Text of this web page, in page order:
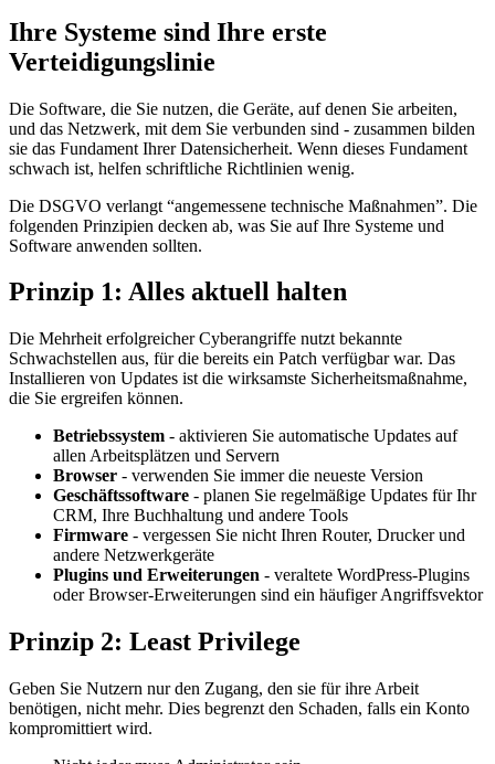
Ihre Systeme sind Ihre erste
Verteidigungslinie
Die Software, die Sie nutzen, die Geräte, auf denen Sie arbeiten,
und das Netzwerk, mit dem Sie verbunden sind - zusammen bilden
sie das Fundament Ihrer Datensicherheit. Wenn dieses Fundament
schwach ist, helfen schriftliche Richtlinien wenig.
Die DSGVO verlangt “angemessene technische Maßnahmen”. Die
folgenden Prinzipien decken ab, was Sie auf Ihre Systeme und
Software anwenden sollten.
Prinzip 1: Alles aktuell halten
Die Mehrheit erfolgreicher Cyberangriffe nutzt bekannte
Schwachstellen aus, für die bereits ein Patch verfügbar war. Das
Installieren von Updates ist die wirksamste Sicherheitsmaßnahme,
die Sie ergreifen können.
Betriebssystem - aktivieren Sie automatische Updates auf
allen Arbeitsplätzen und Servern
Browser - verwenden Sie immer die neueste Version
Geschäftssoftware - planen Sie regelmäßige Updates für Ihr
CRM, Ihre Buchhaltung und andere Tools
Firmware - vergessen Sie nicht Ihren Router, Drucker und
andere Netzwerkgeräte
Plugins und Erweiterungen - veraltete WordPress-Plugins
oder Browser-Erweiterungen sind ein häufiger Angriffsvektor
Prinzip 2: Least Privilege
Geben Sie Nutzern nur den Zugang, den sie für ihre Arbeit
benötigen, nicht mehr. Dies begrenzt den Schaden, falls ein Konto
kompromittiert wird.